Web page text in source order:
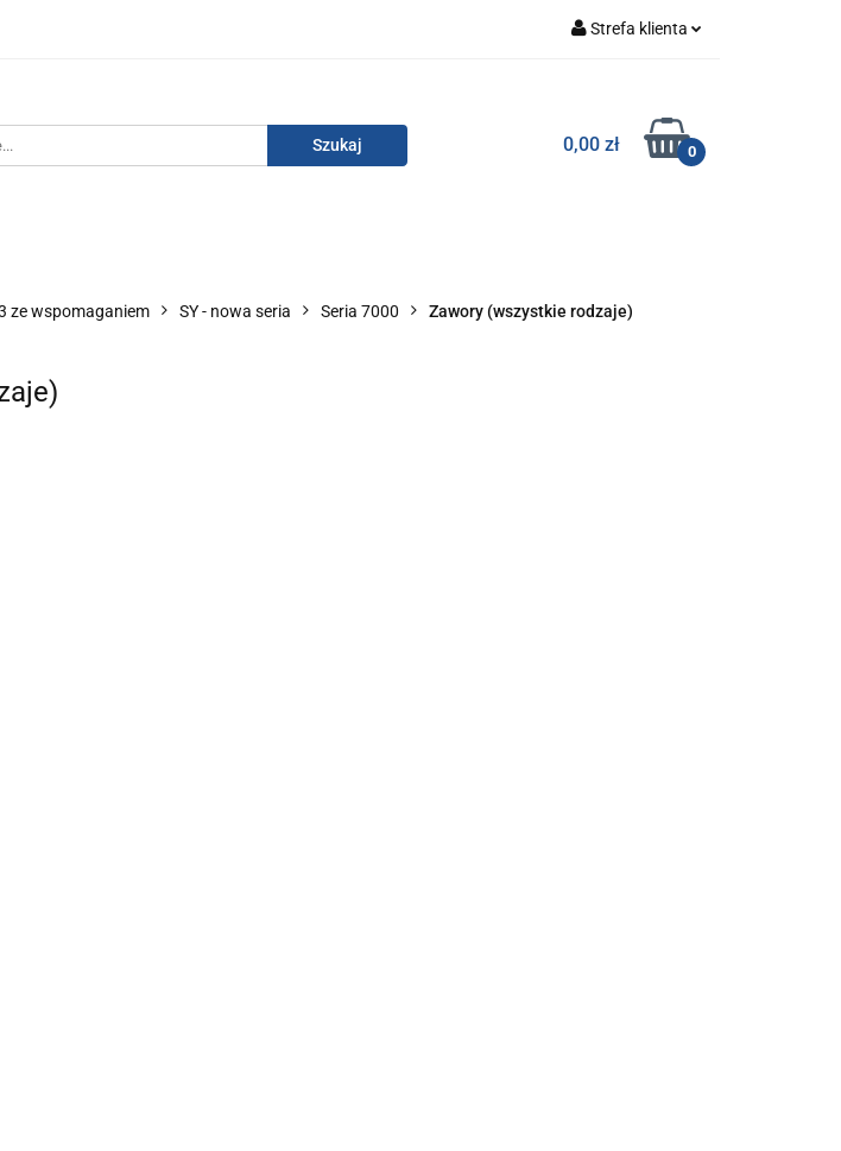
Strefa klienta
Zarejestruj się
Dodaj zgłoszenie
0,00 zł 0
SMC
AUTORYZOWANY DYSTRYBUTOR SMC
ze wspomaganiem SY - nowa seria Seria 7000 Zawory (wszystkie rodzaje)